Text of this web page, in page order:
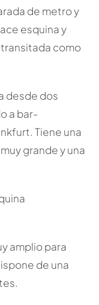
de metro y
esquina y
transitada como
desde dos
a bar-
Tiene una
grande y una
amplio para
de una